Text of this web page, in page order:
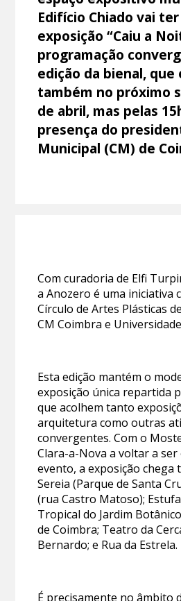
Edifício Chiado vai
exposição “Caiu a
programação
edição da bienal, que
também no próximo
de abril, mas pelas
presença do
Municipal (CM) de
Com curadoria de Elfi
a Anozero é uma iniciativa
Círculo de Artes Plásticas
CM Coimbra e
Esta edição mantém o
exposição única repartida
que acolhem tanto
arquitetura como outras
convergentes. Com o
Clara-a-Nova a voltar a
evento, a exposição chega
Sereia (Parque de Santa
(rua Castro Matoso);
Tropical do Jardim
de Coimbra; Teatro da
Bernardo; e Rua da Estrela.
É precisamente no âmbito